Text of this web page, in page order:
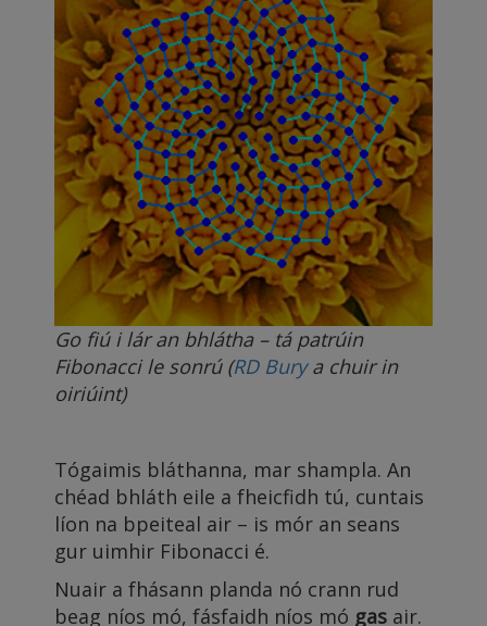
Go fiú i lár an bhlátha – tá patrúin
Fibonacci le sonrú (RD Burya chuir in
oiriúint)
Tógaimis bláthanna, mar shampla. An
chéad bhláth eile a fheicfidh tú, cuntais
líon na bpeiteal air – is mór an seans
gur uimhir Fibonacci é.
Nuair a fhásann planda nó crann rud
beag níos mó, fásfaidh níos mó gas air.